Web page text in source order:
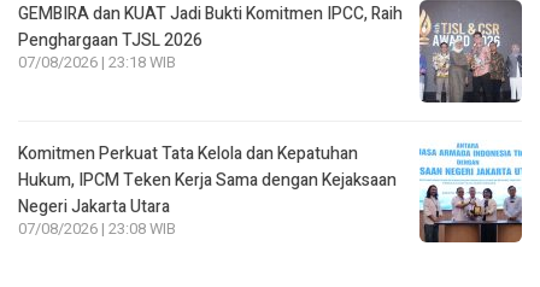
GEMBIRA dan KUAT Jadi Bukti Komitmen IPCC, Raih
Penghargaan TJSL 2026
07/08/2026 | 23:18 WIB
Komitmen Perkuat Tata Kelola dan Kepatuhan
Hukum, IPCM Teken Kerja Sama dengan Kejaksaan
Negeri Jakarta Utara
07/08/2026 | 23:08 WIB